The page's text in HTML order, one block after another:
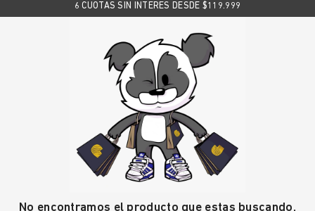
6 CUOTAS SIN INTERES DESDE $119.999
No encontramos el producto que estas buscando.